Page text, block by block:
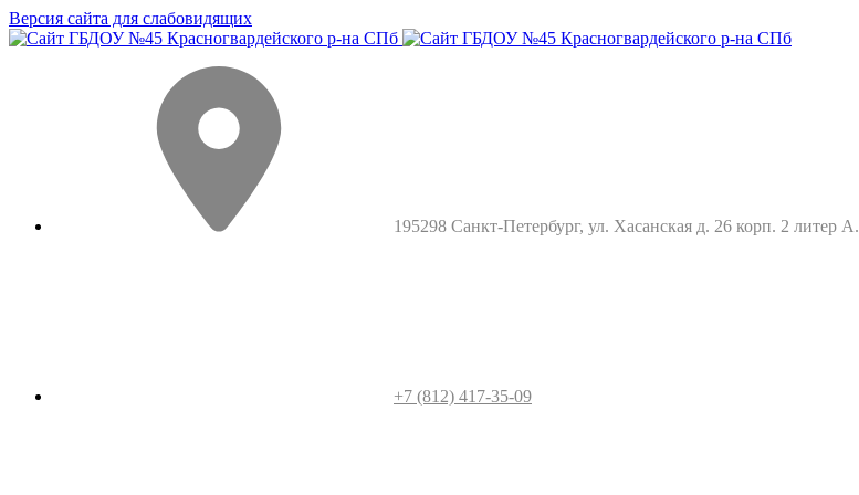
Версия сайта для слабовидящих
195298 Санкт-Петербург, ул. Хасанская д. 26 корп. 2 литер А.
+7 (812) 417-35-09